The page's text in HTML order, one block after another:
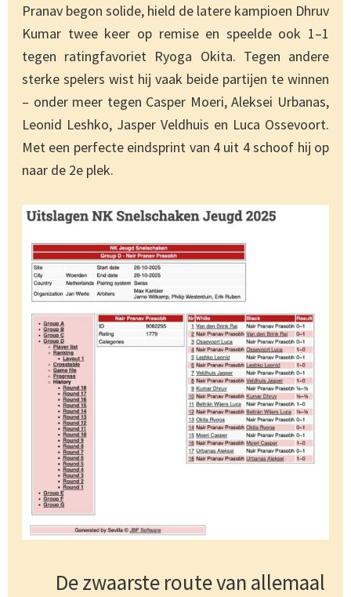
Pranav begon solide, hield de latere kampioen Dhruv
Kumar twee keer op remise en speelde ook 1–1
tegen ratingfavoriet Ryoga Okita. Tegen andere
sterke spelers wist hij vaak beide partijen te winnen
– onder meer tegen Casper Moeri, Aleksei Urbanas,
Leonid Leshko, Jasper Veldhuis en Luca Ossevoort.
Met een perfecte eindsprint van 4 uit 4 schoof hij op
naar de 2e plek.
De zwaarste route van allemaal